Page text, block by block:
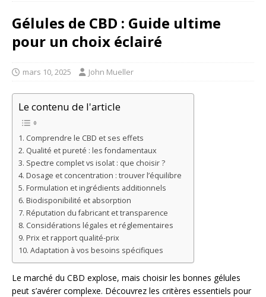
Gélules de CBD : Guide ultime
pour un choix éclairé
mars 10, 2025 John Mueller
Le contenu de l'article
Comprendre le CBD et ses effets
Qualité et pureté : les fondamentaux
Spectre complet vs isolat : que choisir ?
Dosage et concentration : trouver l’équilibre
Formulation et ingrédients additionnels
Biodisponibilité et absorption
Réputation du fabricant et transparence
Considérations légales et réglementaires
Prix et rapport qualité-prix
Adaptation à vos besoins spécifiques
Le marché du CBD explose, mais choisir les bonnes gélules
peut s’avérer complexe. Découvrez les critères essentiels pour